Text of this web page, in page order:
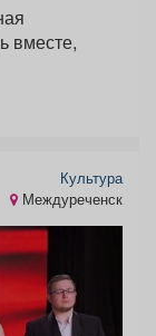
вместе,
Культура
Междуреченск